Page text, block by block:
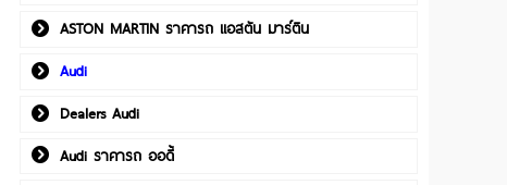
ASTON MARTIN ราคารถ แอสตัน มาร์ติน
Audi
Dealers Audi
Audi ราคารถ ออดี้